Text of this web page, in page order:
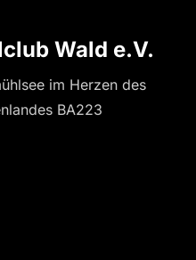
Wald e.V.
im Herzen des
BA223